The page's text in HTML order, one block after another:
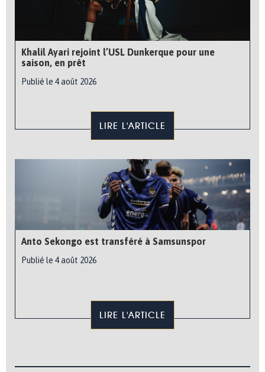
Khalil Ayari rejoint l’USL Dunkerque pour une
saison, en prêt
Publié le 4 août 2026
LIRE L'ARTICLE
Anto Sekongo est transféré à Samsunspor
Publié le 4 août 2026
LIRE L'ARTICLE